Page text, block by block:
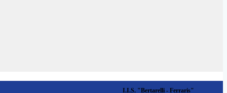
I.I.S. "Bertarelli - Ferraris"